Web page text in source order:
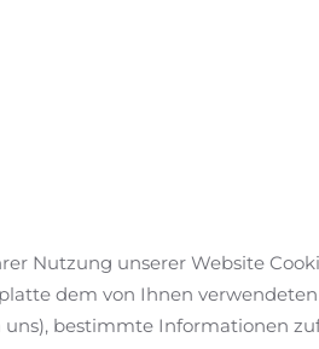
Nutzung unserer Website
dem von Ihnen
bestimmte Informationen